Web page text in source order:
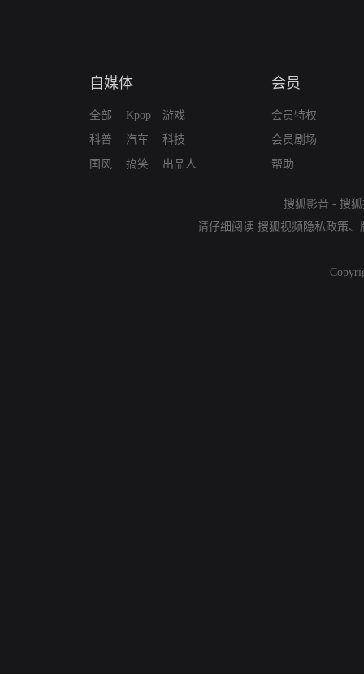
自媒体
全部
科普
国风
Kpop
汽车
搞笑
游戏
科技
出品人
会员
会员特权
会员剧场
帮助
搜狐影音 - 搜
请仔细阅读 搜狐视频隐私政策、